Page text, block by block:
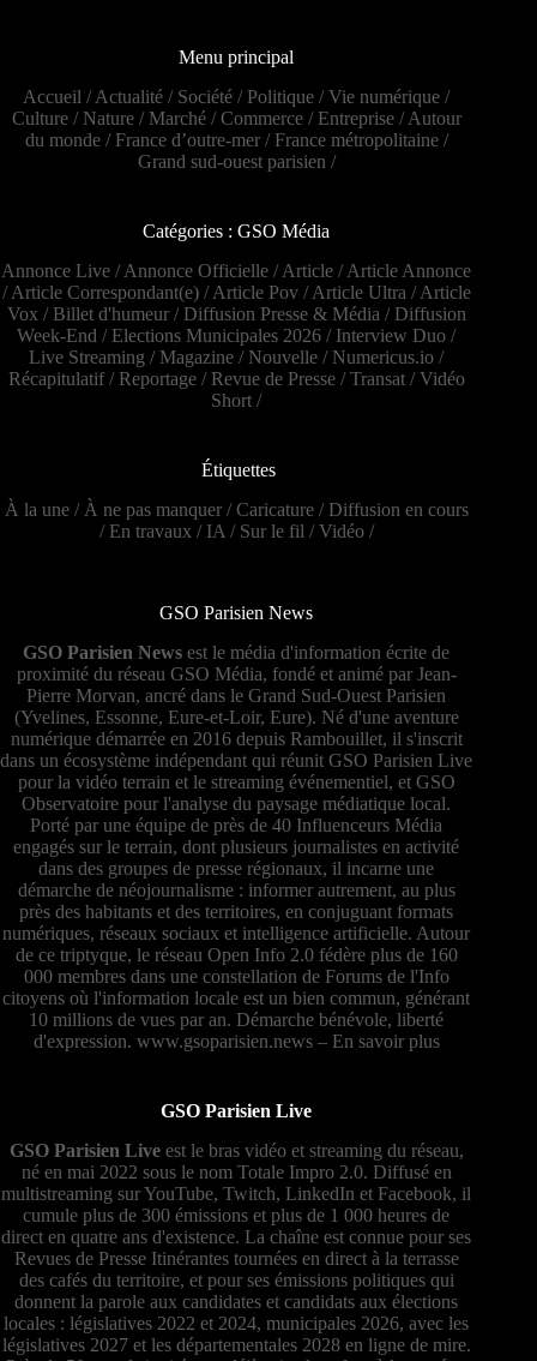
Menu principal
Accueil /Actualité / Société / Politique /Vie numérique /
Culture/ Nature/ Marché/Commerce/ Entreprise/Autour
du monde/ France d’outre-mer/ France métropolitaine/
Grand sud-ouest parisien /
Catégories : GSO Média
Annonce Live /Annonce Officielle /Article /Article Annonce
/Article Correspondant(e)/Article Pov/Article Ultra /Article
Vox / Billet d'humeur/ Diffusion Presse & Média / Diffusion
Week-End / Elections Municipales 2026 / Interview Duo /
Live Streaming / Magazine / Nouvelle / Numericus.io /
Récapitulatif/ Reportage/ Revue de Presse/Transat/Vidéo
Short /
Étiquettes
À la une/ À ne pas manquer/Caricature/ Diffusion en cours
/ En travaux / IA / Sur le fil /Vidéo/
GSO Parisien News
GSO Parisien News est le média d'information écrite de
proximité du réseau GSO Média, fondé et animé par Jean-
Pierre Morvan, ancré dans le Grand Sud-Ouest Parisien
(Yvelines, Essonne, Eure-et-Loir, Eure). Né d'une aventure
numérique démarrée en 2016 depuis Rambouillet, il s'inscrit
dans un écosystème indépendant qui réunit GSO Parisien Live
pour la vidéo terrain et le streaming événementiel, et GSO
Observatoire pour l'analyse du paysage médiatique local.
Porté par une équipe de près de 40 Influenceurs Média
engagés sur le terrain, dont plusieurs journalistes en activité
dans des groupes de presse régionaux, il incarne une
démarche de néojournalisme : informer autrement, au plus
près des habitants et des territoires, en conjuguant formats
numériques, réseaux sociaux et intelligence artificielle. Autour
de ce triptyque, le réseau Open Info 2.0 fédère plus de 160
000 membres dans une constellation de Forums de l'Info
citoyens où l'information locale est un bien commun, générant
10 millions de vues par an. Démarche bénévole, liberté
d'expression. www.gsoparisien.news– En savoir plus
GSO Parisien Live
GSO Parisien Liveest le bras vidéo et streaming du réseau,
né en mai 2022 sous le nom Totale Impro 2.0. Diffusé en
multistreaming sur YouTube, Twitch, LinkedIn et Facebook, il
cumule plus de 300 émissions et plus de 1 000 heures de
direct en quatre ans d'existence. La chaîne est connue pour ses
Revues de Presse Itinérantes tournées en direct à la terrasse
des cafés du territoire, et pour ses émissions politiques qui
donnent la parole aux candidates et candidats aux élections
locales : législatives 2022 et 2024, municipales 2026, avec les
législatives 2027 et les départementales 2028 en ligne de mire.